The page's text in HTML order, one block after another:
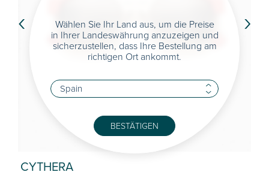
CYTHERA
‹ ›
Wählen Sie Ihr Land aus, um die Preise
in Ihrer Landeswährung anzuzeigen und
sicherzustellen, dass Ihre Bestellung am
richtigen Ort ankommt.
BESTÄTIGEN